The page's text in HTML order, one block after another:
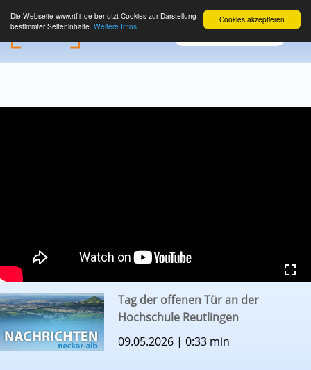
Cookies akzeptieren
Die Webseite www.rtf1.de benutzt Cookies zur Darstellung
bestimmter Seiteninhalte. Weitere Infos
Tag der offenen Tür an der
Hochschule Reutlingen
09.05.2026 | 0:33 min